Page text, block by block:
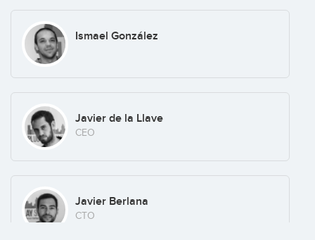
Ismael González
Javier de la Llave
CEO
Javier Berlana
CTO